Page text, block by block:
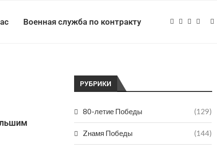
Военная служба по контракту
РУБРИКИ
80-летие Победы (129)
Zнамя Победы (144)